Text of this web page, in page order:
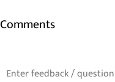
Comments